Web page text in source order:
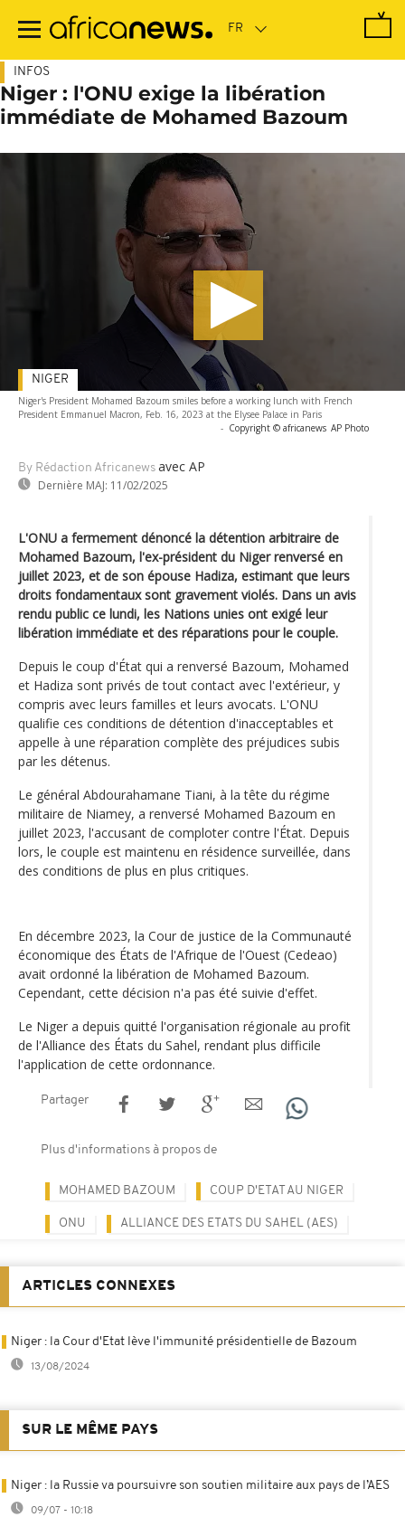
contenu
INFOS
Niger : l'ONU exige la libération
immédiate de Mohamed Bazoum
Niger's President Mohamed Bazoum smiles before a working lunch with French
President Emmanuel Macron, Feb. 16, 2023 at the Elysee Palace in Paris
- Copyright © africanews AP Photo
By Rédaction Africanews avec AP
Dernière MAJ: 11/02/2025
NIGER
L'ONU a fermement dénoncé la détention arbitraire de
Mohamed Bazoum, l'ex-président du Niger renversé en
juillet 2023, et de son épouse Hadiza, estimant que leurs
droits fondamentaux sont gravement violés. Dans un avis
rendu public ce lundi, les Nations unies ont exigé leur
libération immédiate et des réparations pour le couple.
Depuis le coup d'État qui a renversé Bazoum, Mohamed
et Hadiza sont privés de tout contact avec l'extérieur, y
compris avec leurs familles et leurs avocats. L'ONU
qualifie ces conditions de détention d'inacceptables et
appelle à une réparation complète des préjudices subis
par les détenus.
Le général Abdourahamane Tiani, à la tête du régime
militaire de Niamey, a renversé Mohamed Bazoum en
juillet 2023, l'accusant de comploter contre l'État. Depuis
lors, le couple est maintenu en résidence surveillée, dans
des conditions de plus en plus critiques.
En décembre 2023, la Cour de justice de la Communauté
économique des États de l'Afrique de l'Ouest (Cedeao)
avait ordonné la libération de Mohamed Bazoum.
Cependant, cette décision n'a pas été suivie d'effet.
Le Niger a depuis quitté l'organisation régionale au profit
de l'Alliance des États du Sahel, rendant plus difficile
l'application de cette ordonnance.
Partager
Plus d'informations à propos de
MOHAMED BAZOUM COUP D'ETAT AU NIGER
ONU ALLIANCE DES ETATS DU SAHEL (AES)
ARTICLES CONNEXES
Niger : la Cour d'Etat lève l'immunité présidentielle de Bazoum
13/08/2024
SUR LE MÊME PAYS
Niger : la Russie va poursuivre son soutien militaire aux pays de l’AES
09/07 - 10:18